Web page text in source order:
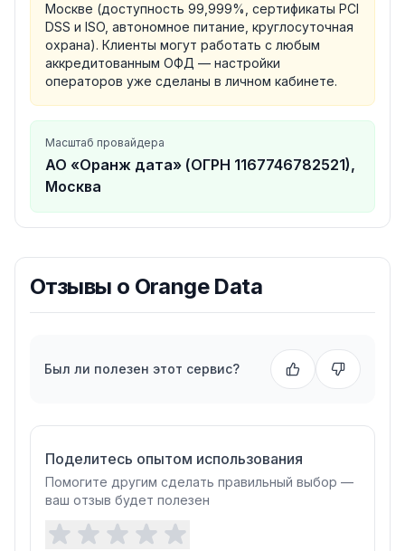
Москве (доступность 99,999%, сертификаты PCI
DSS и ISO, автономное питание, круглосуточная
охрана). Клиенты могут работать с любым
аккредитованным ОФД — настройки
операторов уже сделаны в личном кабинете.
Масштаб провайдера
АО «Оранж дата» (ОГРН 1167746782521),
Москва
Отзывы о Orange Data
Был ли полезен этот сервис?
Поделитесь опытом использования
Помогите другим сделать правильный выбор —
ваш отзыв будет полезен